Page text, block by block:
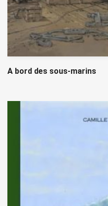
A bord des sous-marins